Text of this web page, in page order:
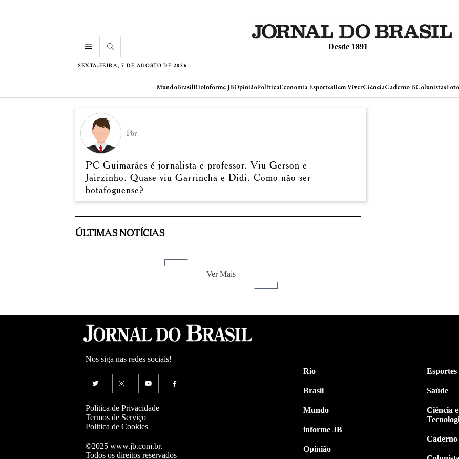
menu Desde 1891
SEXTA-FEIRA, 7 DE AGOSTO DE 2026
MundoBrasilRioInforme JBOpiniãoPolíticaEconomia|EsportesBem ViverCiênciaCaderno BColunistas
Por
PC Guimarães é jornalista e professor. Viu Gerson e
Jairzinho. Quase viu Garrincha e Didi. Como não ser
botafoguense?
ÚLTIMAS NOTÍCIAS
Ver Mais
Nos siga nas redes sociais!
Politica de Privacidade
Termos de Serviço
Politica de Cookies
©2025 www.jb.com.br.
Todos os direitos reservados
Rio
Brasil
Mundo
informe JB
Opinião
Esportes
Saúde
Ciência e
Caderno